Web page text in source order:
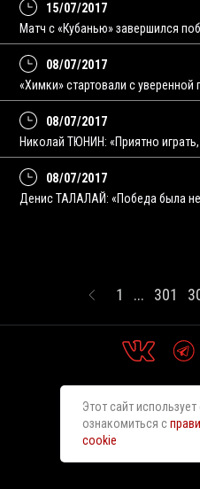
15/07/2017
Матч с «Кубанью» завершился
08/07/2017
«Химки» стартовали с уверенной
08/07/2017
Николай ТЮНИН: «Приятно
08/07/2017
Денис ТАЛАЛАЙ: «Победа была
1 ... 301
Этот сайт
ознакомиться с
cookie